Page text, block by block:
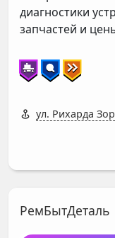
диагностики
запчастей и
ул. Рихарда
РемБытДеталь